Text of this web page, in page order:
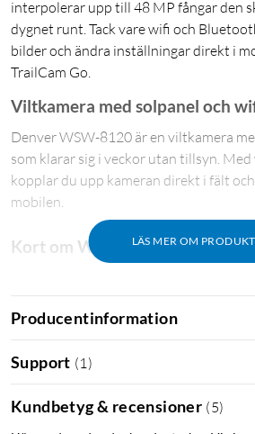
interpolerar upp till 48 MP fångar den
dygnet runt. Tack vare wifi och
bilder och ändra inställningar direkt i
TrailCam Go.
LÄS MER OM
Viltkamera med solpanel och
Denver WSW-8120 är en viltkamera
som klarar sig i veckor utan tillsyn.
kopplar du upp kameran direkt i fält
mobilen.
Kort om WSW-8120
4K-video och stillbilder upp till
Wifi och Bluetooth – styr via
120° vidvinkel och osynligt 940
IP67 – tål regn, snö och damm
Producentinformation
Support (1 )
Kundbetyg & recensioner (5)